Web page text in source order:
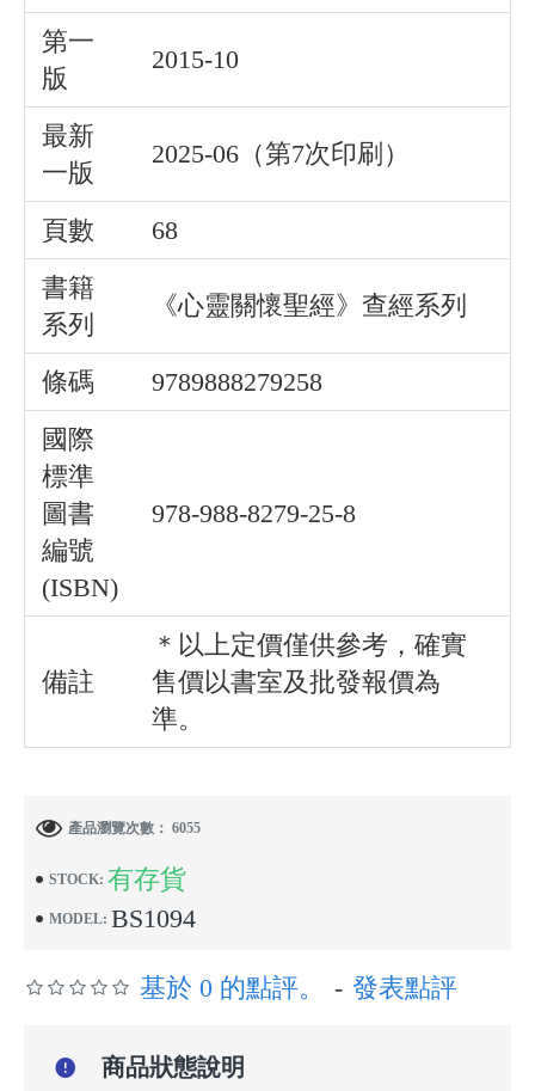
第一
版
2015-10
最新
一版
2025-06（第7次印刷）
頁數
68
書籍
系列
《心靈關懷聖經》查經系列
條碼
9789888279258
國際
標準
圖書
編號
(ISBN)
978-988-8279-25-8
備註
＊以上定價僅供參考，確實
售價以書室及批發報價為
準。
STOCK: 有存貨
MODEL: BS1094
產品瀏覽次數： 6055
基於 0 的點評。 - 發表點評
商品狀態說明